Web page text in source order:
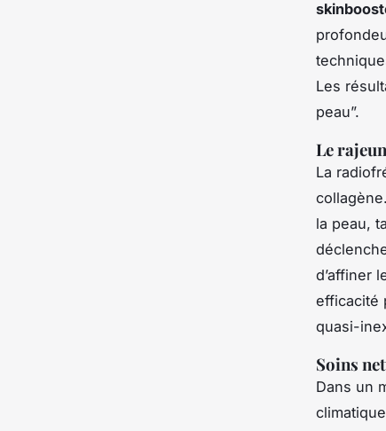
Les
peau”.
Le
La
la peau,
d’affiner
efficacité
quasi-
Soins
Dans un